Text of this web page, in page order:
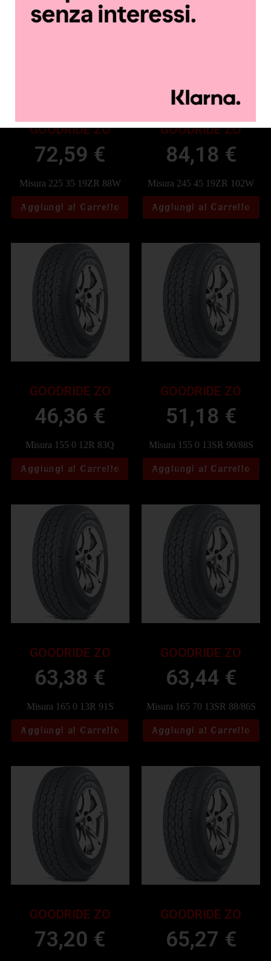
GOODRIDE ZO
72,59 €
Misura 225 35 19ZR 88W
Aggiungi al Carrello
GOODRIDE ZO
84,18 €
Misura 245 45 19ZR 102W
Aggiungi al Carrello
GOODRIDE ZO
46,36 €
Misura 155 0 12R 83Q
Aggiungi al Carrello
GOODRIDE ZO
51,18 €
Misura 155 0 13SR 90/88S
Aggiungi al Carrello
GOODRIDE ZO
63,38 €
Misura 165 0 13R 91S
Aggiungi al Carrello
GOODRIDE ZO
63,44 €
Misura 165 70 13SR 88/86S
Aggiungi al Carrello
GOODRIDE ZO
73,20 €
GOODRIDE ZO
65,27 €